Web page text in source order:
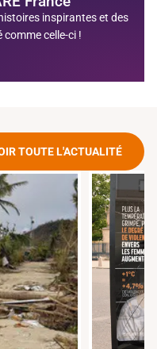
inspirantes et des
comme celle-ci !
TOUTE L'ACTUALITÉ